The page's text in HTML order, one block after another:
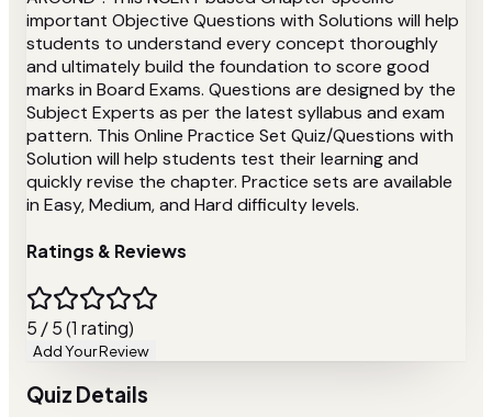
important Objective Questions with Solutions will help
students to understand every concept thoroughly
and ultimately build the foundation to score good
marks in Board Exams. Questions are designed by the
Subject Experts as per the latest syllabus and exam
pattern. This Online Practice Set Quiz/Questions with
Solution will help students test their learning and
quickly revise the chapter. Practice sets are available
in Easy, Medium, and Hard difficulty levels.
Ratings & Reviews
5 / 5 (1 rating)
Add Your Review
Quiz Details